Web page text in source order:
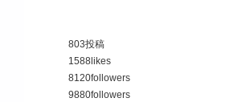
803投稿
1588 likes
8120followers
9880followers